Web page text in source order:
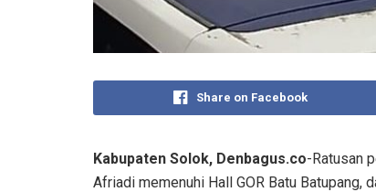
Share on Facebook
Kabupaten Solok, Denbagus.co-Ratusan
Afriadi memenuhi Hall GOR Batu Batupang,